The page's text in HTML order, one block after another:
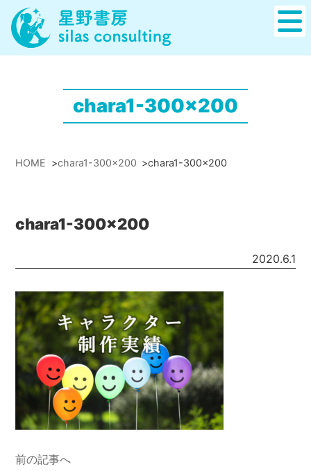
chara1-300x200
HOME >chara1-300x200 >chara1-300x200
chara1-300x200
2020.6.1
前の記事へ